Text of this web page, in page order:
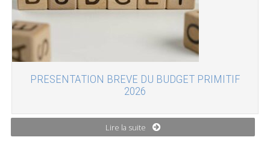
PRESENTATION BREVE DU BUDGET PRIMITIF
2026
Lire la suite